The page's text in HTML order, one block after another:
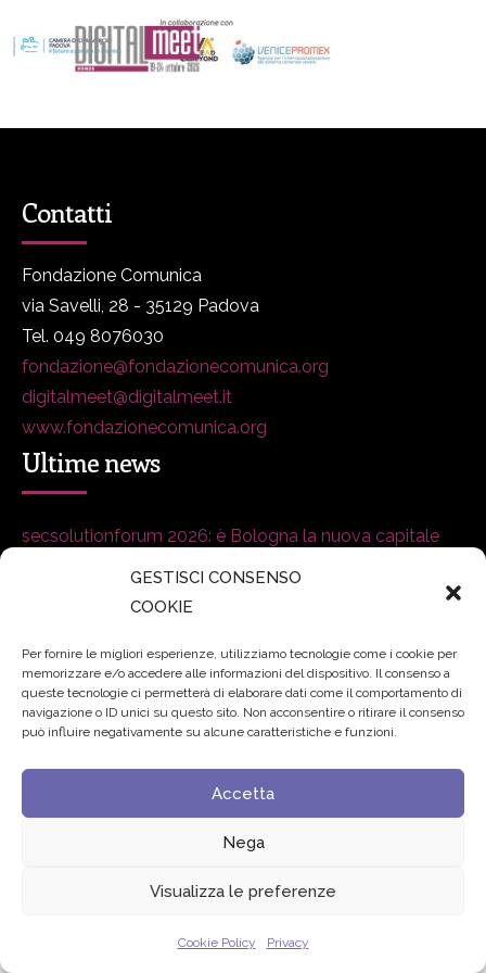
GESTISCI CONSENSO
COOKIE
Per fornire le migliori esperienze, utilizziamo tecnologie come i cookie per
memorizzare e/o accedere alle informazioni del dispositivo. Il consenso a
queste tecnologie ci permetterà di elaborare dati come il comportamento di
navigazione o ID unici su questo sito. Non acconsentire o ritirare il consenso
può influire negativamente su alcune caratteristiche e funzioni.
Accetta
Nega
Visualizza le preferenze
Cookie Policy Privacy
Contatti
Fondazione Comunica
via Savelli, 28 - 35129 Padova
Tel. 049 8076030
fondazione@fondazionecomunica.org
digitalmeet@digitalmeet.it
www.fondazionecomunica.org
Ultime news
secsolutionforum 2026: è Bologna la nuova capitale
italiana della security 27 Luglio 2026
Padre Benanti: «Intelligenza artificiale? Contro i nuovi
algoritmi del potere serve una governance condivisa»
21 Luglio 2026
Edvance – Digital Education Hub Higher Education
Giugno 2026
© 2024 Fondazione Comunica – All rights reserved